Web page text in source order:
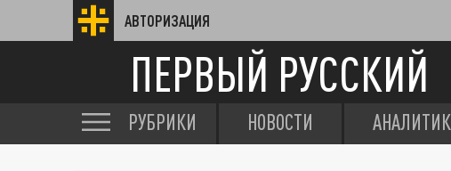
АВТОРИЗАЦИЯ
ПЕРВЫЙ РУССКИЙ
РУБРИКИ НОВОСТИ